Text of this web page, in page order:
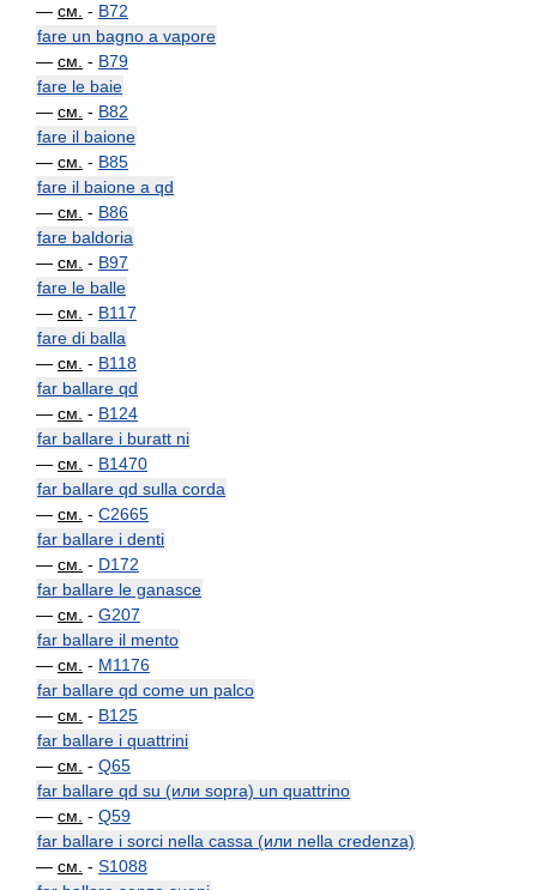
— см. - B72
fare un bagno a vapore
— см. - B79
fare le baie
— см. - B82
fare il baione
— см. - B85
fare il baione a qd
— см. - B86
fare baldoria
— см. - B97
fare le balle
— см. - B117
fare di balla
— см. - B118
far ballare qd
— см. - B124
far ballare i buratt ni
— см. - B1470
far ballare qd sulla corda
— см. - C2665
far ballare i denti
— см. - D172
far ballare le ganasce
— см. - G207
far ballare il mento
— см. - M1176
far ballare qd come un palco
— см. - B125
far ballare i quattrini
— см. - Q65
far ballare qd su (или sopra) un quattrino
— см. - Q59
far ballare i sorci nella cassa (или nella credenza)
— см. - S1088